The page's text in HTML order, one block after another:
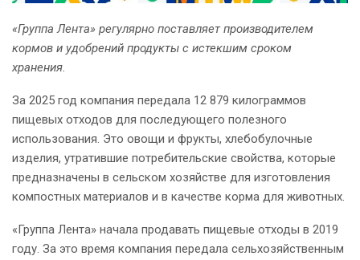
«Группа Лента» регулярно поставляет производителем
кормов и удобрений продукты с истекшим сроком
хранения.
За 2025 год компания передала 12 879 килограммов
пищевых отходов для последующего полезного
использования. Это овощи и фрукты, хлебобулочные
изделия, утратившие потребительские свойства, которые
предназначены в сельском хозяйстве для изготовления
компостных материалов и в качестве корма для животных.
«Группа Лента» начала продавать пищевые отходы в 2019
году. За это время компания передала сельхозяйственным